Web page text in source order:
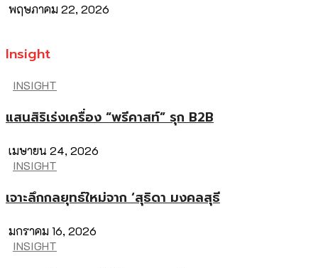
พฤษภาคม 22, 2026
Insight
INSIGHT
แสนสิริเร่งเครื่อง “พรีคาสท์” รุก B2B
เมษายน 24, 2026
INSIGHT
เจาะลึกกลยุทธ์ใหม่จาก ‘สุธิดา มงคลสุธี
มกราคม 16, 2026
INSIGHT